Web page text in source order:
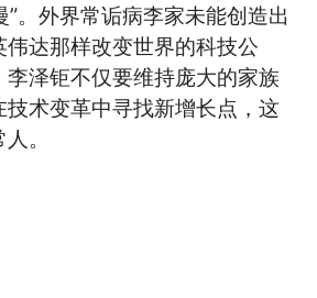
”。外界常诟病李家未能创造出
达那样改变世界的科技公
泽钜不仅要维持庞大的家族
术变革中寻找新增长点，这
。